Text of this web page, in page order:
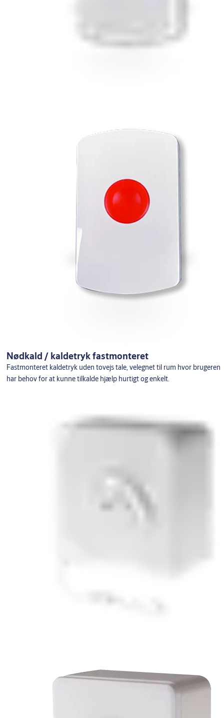
Nødkald / kaldetryk fastmonteret
Fastmonteret kaldetryk uden tovejs tale, velegnet til rum hvor brugeren
har behov for at kunne tilkalde hjælp hurtigt og enkelt.